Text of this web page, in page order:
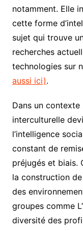
notamment. Elle
cette forme
sujet qui trouve
recherches
technologies sur
aussi ici).
Dans un
interculturelle
l’intelligence
constant de
préjugés et biais.
la construction
des
groupes comme
diversité des